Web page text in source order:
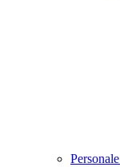
Personale